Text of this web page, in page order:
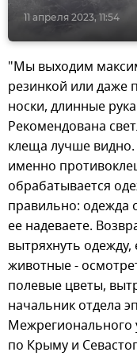
11 апреля 2023, 11:54
"Мы выходим
резинкой или даже
носки, длинные
Рекомендована
клеща лучше
именно
обрабатывается
правильно: одежда
ее надеваете.
вытряхнуть
животные -
полевые цветы,
начальник отдела
Межрегионального
по Крыму и